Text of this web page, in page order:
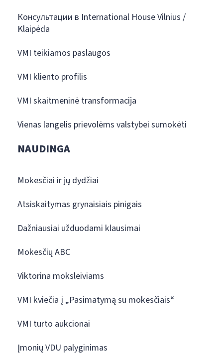
Консультации в International House Vilnius /
Klaipėda
VMI teikiamos paslaugos
VMI kliento profilis
VMI skaitmeninė transformacija
Vienas langelis prievolėms valstybei sumokėti
NAUDINGA
Mokesčiai ir jų dydžiai
Atsiskaitymas grynaisiais pinigais
Dažniausiai užduodami klausimai
Mokesčių ABC
Viktorina moksleiviams
VMI kviečia į „Pasimatymą su mokesčiais“
VMI turto aukcionai
Įmonių VDU palyginimas